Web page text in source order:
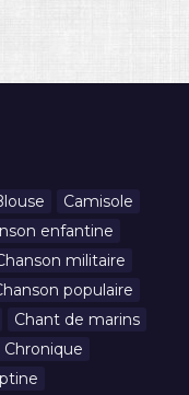
Camisole
enfantine
militaire
populaire
Chant de marins
Chronique